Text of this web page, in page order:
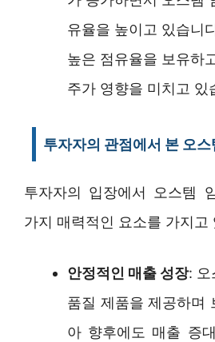
유율을 높이고 있습니
높은 점유율을 보유하
주가 영향을 미치고 있
투자자의 관점에서 본 오
투자자의 입장에서 오스템
가지 매력적인 요소를 가지고
안정적인 매출 성장: 오
품질 제품을 제공하며
아 향후에도 매출 증